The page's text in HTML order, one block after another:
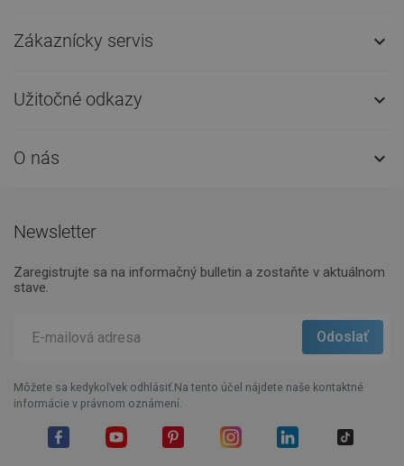
Zákaznícky servis 
Užitočné odkazy 
O nás 
Newsletter
Zaregistrujte sa na informačný bulletin a zostaňte v aktuálnom
stave.
Môžete sa kedykoľvek odhlásiť.Na tento účel nájdete naše kontaktné
informácie v právnom oznámení.